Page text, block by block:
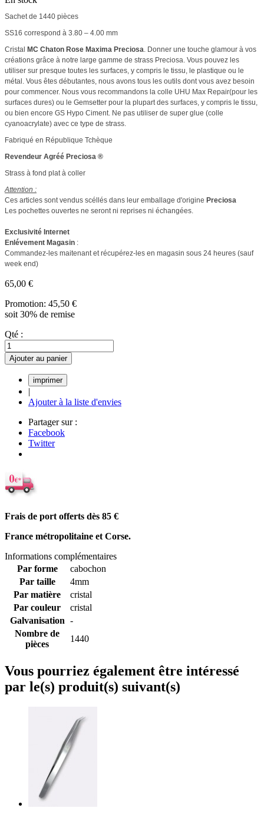
Sachet de 1440 pièces
SS16 correspond à 3.80 – 4.00 mm
Cristal MC Chaton Rose Maxima Preciosa. Donner une touche glamour à vos
créations grâce à notre large gamme de strass Preciosa. Vous pouvez les
utiliser sur presque toutes les surfaces, y compris le tissu, le plastique ou le
métal. Vous êtes débutantes, nous avons tous les outils dont vous avez besoin
pour commencer. Nous vous recommandons la colle UHU Max Repair(pour les
surfaces dures) ou le Gemsetter pour la plupart des surfaces, y compris le tissu,
ou bien encore GS Hypo Ciment. Ne pas utiliser de super glue (colle
cyanoacrylate) avec ce type de strass.
Fabriqué en République Tchèque
Revendeur Agréé Preciosa ®
Strass à fond plat à coller
Attention :
Ces articles sont vendus scéllés dans leur emballage d'origine Preciosa
Les pochettes ouvertes ne seront ni reprises ni échangées.
Exclusivité Internet
Enlévement Magasin :
Commandez-les maitenant et récupérez-les en magasin sous 24 heures (sauf
week end)
65,00 €
Promotion: 45,50 €
soit 30% de remise
Qté :
Ajouter au panier
|
Ajouter à la liste d'envies
Partager sur :
Facebook
Twitter
Frais de port offerts dès 85 €
France métropolitaine et Corse.
Informations complémentaires
Par forme
cabochon
Par taille
4mm
Par matière
cristal
Par couleur
cristal
Galvanisation -
Nombre de
pièces
1440
Vous pourriez également être intéressé
par le(s) produit(s) suivant(s)